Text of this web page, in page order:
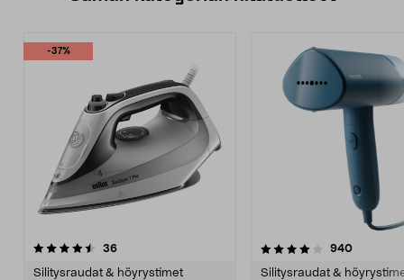
-37%
36arvostelut
Silitysraudat & höyrystimet
4.0 viidestä
940arvostelut
Silitysraudat &
4.0 viidestä